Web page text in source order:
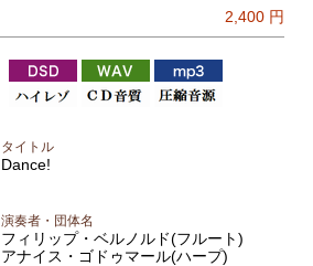
2,400円
タイトル
Dance!
演奏者・団体名
フィリップ・ベルノルド(フルート)
アナイス・ゴドゥマール(ハープ)